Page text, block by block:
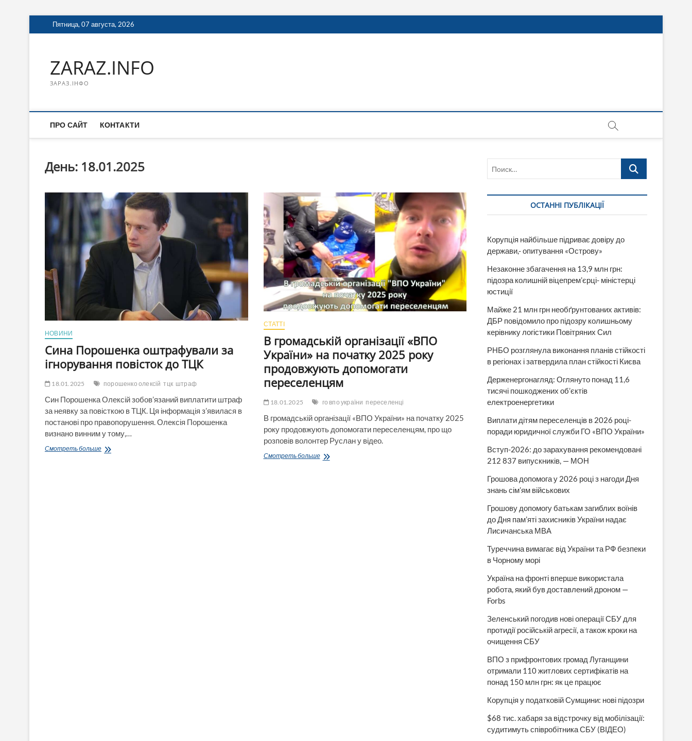
Перейти
к
Пятница, 07 августа, 2026
ZARAZ.INFO
ЗАРАЗ.ІНФО
ПРО САЙТ КОНТАКТИ
День: 18.01.2025
НОВИНИ
Сина Порошенка оштрафували за
ігнорування повісток до ТЦК
18.01.2025 порошенко олексій тцк штраф
Син Порошенка Олексій зобов’язаний виплатити штраф
за неявку за повісткою в ТЦК. Ця інформація з’явилася в
постанові про правопорушення. Олексія Порошенка
визнано винним у тому,…
Смотреть большеСина
СТАТТІ
В громадській організації «ВПО
України» на початку 2025 року
продовжують допомогати
переселенцям
18.01.2025 го впо україни переселенці
В громадській організації «ВПО України» на початку 2025
року продовжують допомогати переселенцям, про що
розповів волонтер Руслан у відео.
Смотреть большеВ
Поиск…
ОСТАННІ ПУБЛІКАЦІЇ
Корупція найбільше підриває довіру до
держави,- опитування «Острову»
Незаконне збагачення на 13,9 млн грн:
підозра колишній віцепрем’єрці- міністерці
юстиції
Майже 21 млн грн необґрунтованих активів:
ДБР повідомило про підозру колишньому
керівнику логістики Повітряних Сил
РНБО розглянула виконання планів стійкості
в регіонах і затвердила план стійкості Києва
Держенергонагляд: Оглянуто понад 11,6
тисячі пошкоджених об’єктів
електроенергетики
Виплати дітям переселенців в 2026 році-
поради юридичної служби ГО «ВПО України»
Вступ-2026: до зарахування рекомендовані
212 837 випускників, — МОН
Грошова допомога у 2026 році з нагоди Дня
знань сім’ям військових
Грошову допомогу батькам загиблих воїнів
до Дня пам’яті захисників України надає
Лисичанська МВА
Туреччина вимагає від України та РФ безпеки
в Чорному морі
Україна на фронті вперше використала
робота, який був доставлений дроном —
Forbs
Зеленський погодив нові операції СБУ для
протидії російській агресії, а також кроки на
очищення СБУ
ВПО з прифронтових громад Луганщини
отримали 110 житлових сертифікатів на
понад 150 млн грн: як це працює
Корупція у податковій Сумщини: нові підозри
$68 тис. хабаря за відстрочку від мобілізації:
судитимуть співробітника СБУ (ВІДЕО)